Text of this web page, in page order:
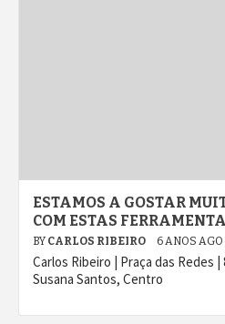
ESTAMOS A GOSTAR
COM ESTAS
BY CARLOS RIBEIRO 6 ANOS AGO
Carlos Ribeiro | Praça das Redes |
Susana Santos, Centro